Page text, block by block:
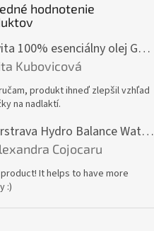
hodnotenie
Altevita 100% esenciálny olej GÁFOR – Olej pozitívnej energie 10ml
produktu je 5 z 5 hviezdičiek.
Kubovicová
produkt ihneď zlepšil vzhľad
na nadlaktí.
Superstrava Hydro Balance Watermelon electrolytes Box 30 x 4,7g
produktu je 5 z 5 hviezdičiek.
Cojocaru
It helps to have more
:)